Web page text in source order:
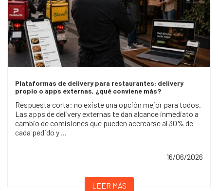
Plataformas de delivery para restaurantes: delivery
propio o apps externas, ¿qué conviene más?
Respuesta corta: no existe una opción mejor para todos.
Las apps de delivery externas te dan alcance inmediato a
cambio de comisiones que pueden acercarse al 30% de
cada pedido y ...
16/06/2026
LEER MÁS